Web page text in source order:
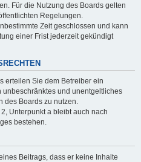
Für die Nutzung des Boards gelten
Regelungen.
Zeit geschlossen und kann
einer Frist jederzeit gekündigt
erteilen Sie dem Betreiber ein
und unentgeltliches
des Boards zu nutzen.
Unterpunkt a bleibt auch nach
bestehen.
Beitrags, dass er keine Inhalte